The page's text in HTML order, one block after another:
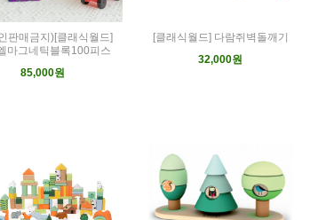
판매금지)[클래식월드]
마그네틱블록100피스
85,000원
[클래식월드] 다람쥐벽돌깨기
32,000원